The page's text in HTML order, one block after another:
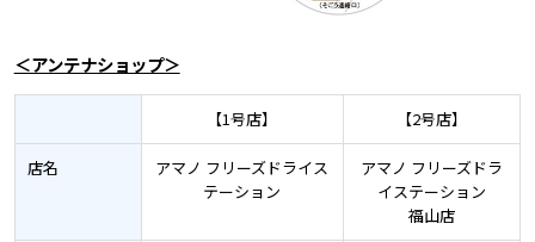
＜アンテナショップ＞
【1号店】 【2号店】
店名
アマノ フリーズドライス
テーション
アマノ フリーズドラ
イステーション
福山店